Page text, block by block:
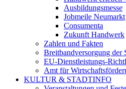
Ausbildungsmesse
Jobmeile Neumarkt
Consumenta
Zukunft Handwerk
Zahlen und Fakten
Breitbandversorgung der
EU-Dienstleistungs-
Amt für
KULTUR & STADTINFO